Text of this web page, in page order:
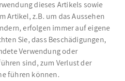
dieses Artikels sowie
Artikel, z.B. um das Aussehen
erfolgen immer auf eigene
Sie, dass Beschädigungen,
Verwendung oder
sind, zum Verlust der
führen können.